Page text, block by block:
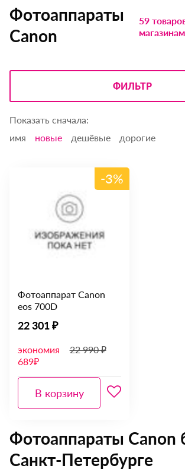
Фотоаппараты
Canon
59
ФИЛЬТР
Показать сначала:
имя
новые дешёвые дорогие
-3%
Фотоаппарат Canon
eos 700D
22 301 ₽
экономия
689₽
22 990 ₽
В корзину
Фотоаппараты Canon
Санкт-Петербурге